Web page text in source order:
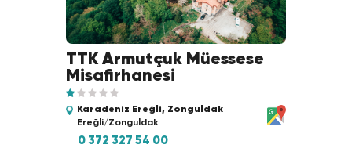
TTK Armutçuk Müessese
Misafirhanesi
Karadeniz Ereğli, Zonguldak
Ereğli/Zonguldak
0 372 327 54 00